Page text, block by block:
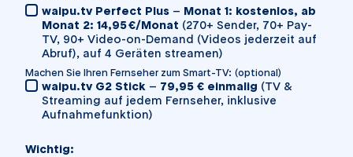
waipu.tv Perfect Plus– Monat 1: kostenlos, ab
Monat 2: 14,95 €/Monat (270+ Sender, 70+ Pay-
TV, 90+ Video-on-Demand (Videos jederzeit auf
Abruf), auf 4 Geräten streamen)
Machen Sie Ihren Fernseher zum Smart-TV: (optional)
waipu.tv G2 Stick – 79,95 € einmalig (TV &
Streaming auf jedem Fernseher, inklusive
Aufnahmefunktion)
Wichtig: